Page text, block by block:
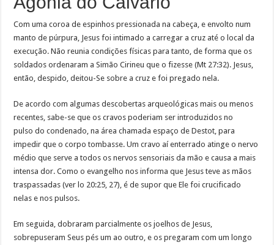
Com uma coroa de espinhos pressionada na cabeça, e envolto num
manto de púrpura, Jesus foi intimado a carregar a cruz até o local da
execução. Não reunia condições físicas para tanto, de forma que os
soldados ordenaram a Simão Cirineu que o fizesse (Mt 27:32). Jesus,
então, despido, deitou-Se sobre a cruz e foi pregado nela.
De acordo com algumas descobertas arqueológicas mais ou menos
recentes, sabe-se que os cravos poderiam ser introduzidos no
pulso do condenado, na área chamada espaço de Destot, para
impedir que o corpo tombasse. Um cravo aí enterrado atinge o nervo
médio que serve a todos os nervos sensoriais da mão e causa a mais
intensa dor. Como o evangelho nos informa que Jesus teve as mãos
traspassadas (ver lo 20:25, 27), é de supor que Ele foi crucificado
nelas e nos pulsos.
Em seguida, dobraram parcialmente os joelhos de Jesus,
sobrepuseram Seus pés um ao outro, e os pregaram com um longo